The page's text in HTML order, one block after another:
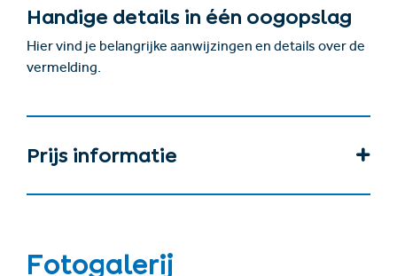
Handige details in één oogopslag
Hier vind je belangrijke aanwijzingen en details over de
vermelding.
Prijs informatie
Fotogalerij